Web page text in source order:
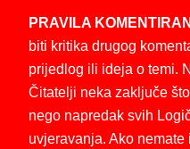
PRAVILA
biti kritika drugog
prijedlog ili ideja o temi.
Čitatelji neka zaključe
nego napredak svih
uvjeravanja. Ako